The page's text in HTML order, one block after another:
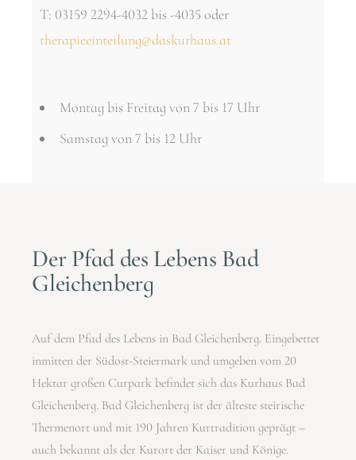
T: 03159 2294-4032 bis -4035 oder
therapieeinteilung@daskurhaus.at
Montag bis Freitag von 7 bis 17 Uhr
Samstag von 7 bis 12 Uhr
Der Pfad des Lebens Bad
Gleichenberg
Auf dem Pfad des Lebens in Bad Gleichenberg. Eingebettet
inmitten der Südost-Steiermark und umgeben vom 20
Hektar großen Curpark befindet sich das Kurhaus Bad
Gleichenberg. Bad Gleichenberg ist der älteste steirische
Thermenort und mit 190 Jahren Kurtradition geprägt –
auch bekannt als der Kurort der Kaiser und Könige.